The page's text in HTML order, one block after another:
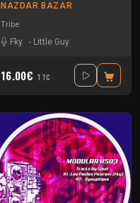
NAZDAR BAZAR
Tribe
Fky
- Little Guy
16.00€ TTC